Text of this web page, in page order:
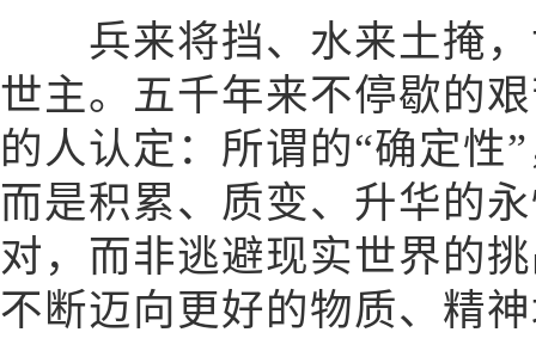
兵来将挡、水来土掩，
世主。五千年来不停歇的
的人认定：所谓的“确定性
而是积累、质变、升华的
对，而非逃避现实世界的
不断迈向更好的物质、精